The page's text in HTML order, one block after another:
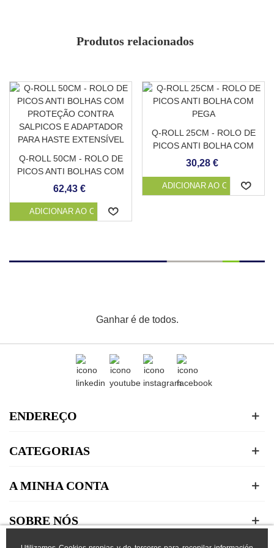
Durável e resistente
Baixa absorção de temperatura
evita a acumulação de matéria orgânica.
Produtos relacionados
Q-ROLL 50CM - ROLO DE
PICOS ANTI BOLHAS COM
PROTEÇÃO CONTRA
PARA HASTE EXTENSÍVEL
62,43 €
ADICIONAR AO CARRINHO
Q-ROLL 25CM - ROLO DE
PICOS ANTI BOLHA COM
PEGA
30,28 €
ADICIONAR AO CARRINHO
Ganhar é de todos.
ENDEREÇO
CATEGORIAS
A MINHA CONTA
SOBRE NÓS